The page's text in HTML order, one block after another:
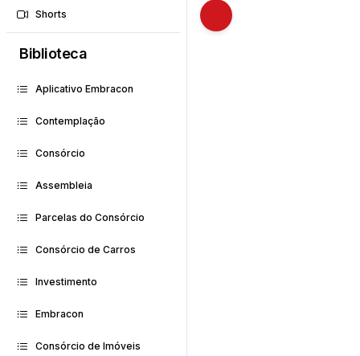
Shorts
Biblioteca
Aplicativo Embracon
Contemplação
Consórcio
Assembleia
Parcelas do Consórcio
Consórcio de Carros
Investimento
Embracon
Consórcio de Imóveis
Abrir descrição